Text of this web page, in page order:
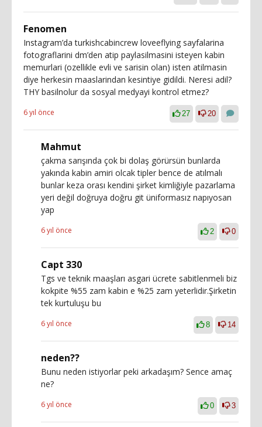
Fenomen
Instagram’da turkishcabincrew loveeflying sayfalarina
fotograflarini dm’den atip paylasilmasini isteyen kabin
memurlari (ozellikle evli ve sarisin olan) isten atilmasin
diye herkesin maaslarindan kesintiye gidildi. Neresi adil?
THY basilnolur da sosyal medyayi kontrol etmez?
6 yıl önce 27 20
Mahmut
çakma sarışında çok bi dolaş görürsün bunlarda
yakında kabin amiri olcak tipler bence de atılmalı
bunlar keza orası kendini şirket kimliğiyle pazarlama
yeri değil doğruya doğru git üniformasız napıyosan
yap
6 yıl önce 2 0
Capt 330
Tgs ve teknik maaşları asgari ücrete sabitlenmeli biz
kokpite %55 zam kabin e %25 zam yeterlidir.Şirketin
tek kurtuluşu bu
6 yıl önce 8 14
neden??
Bunu neden istiyorlar peki arkadaşım? Sence amaç
ne?
6 yıl önce 0 3